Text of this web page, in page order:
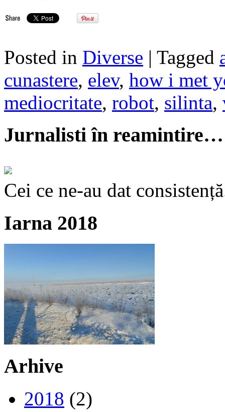
Posted in Diverse | Tagged
cunastere, elev, how i met
mediocritate, robot, silinta,
Jurnalisti în reamintire…
Cei ce ne-au dat
Iarna 2018
Arhive
2018 (2)